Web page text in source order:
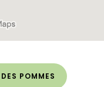
POMMES